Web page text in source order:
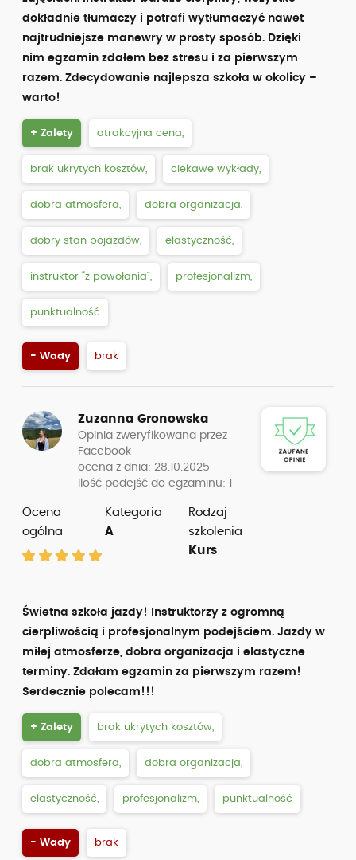
dokładnie tłumaczy i potrafi wytłumaczyć nawet
najtrudniejsze manewry w prosty sposób. Dzięki
nim egzamin zdałem bez stresu i za pierwszym
razem. Zdecydowanie najlepsza szkoła w okolicy –
warto!
+ Zalety atrakcyjna cena,
brak ukrytych kosztów, ciekawe wykłady,
dobra atmosfera, dobra organizacja,
dobry stan pojazdów, elastyczność,
instruktor “z powołania”, profesjonalizm,
punktualność
- Wady brak
Zuzanna Gronowska
Opinia zweryfikowana przez
Facebook
ocena z dnia: 28.10.2025
Ilość podejść do egzaminu: 1
Ocena
ogólna
Kategoria
A
Rodzaj
szkolenia
Kurs
Świetna szkoła jazdy! Instruktorzy z ogromną
cierpliwością i profesjonalnym podejściem. Jazdy w
miłej atmosferze, dobra organizacja i elastyczne
terminy. Zdałam egzamin za pierwszym razem!
Serdecznie polecam!!!
+ Zalety brak ukrytych kosztów,
dobra atmosfera, dobra organizacja,
elastyczność, profesjonalizm, punktualność
- Wady brak